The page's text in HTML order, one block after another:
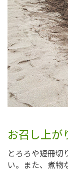
お召し上が
とろろや短冊切
い。また、煮物